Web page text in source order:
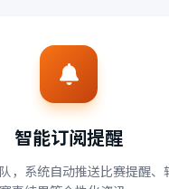
智能订阅提醒
，系统自动推送比赛提醒、